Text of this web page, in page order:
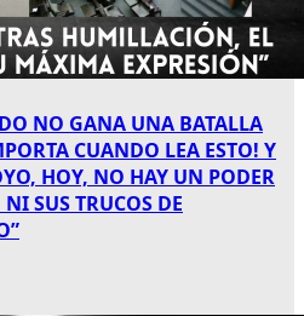
NO GANA UNA BATALLA
CUANDO LEA ESTO! Y
HOY, NO HAY UN PODER
SUS TRUCOS DE